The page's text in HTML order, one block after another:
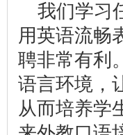
我们学习
用英语流畅
聘非常有利
语言环境，
从而培养学